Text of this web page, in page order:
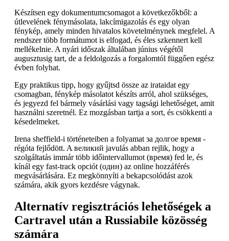
Készítsen egy dokumentumcsomagot a következőkből: a
útlevelének fénymásolata, lakcímigazolás és egy olyan
fénykép, amely minden hivatalos követelménynek megfelel. A
rendszer több formátumot is elfogad, és éles szkennert kell
mellékelnie. A nyári időszak általában június végétől
augusztusig tart, de a feldolgozás a forgalomtól függően egész
évben folyhat.
Egy praktikus tipp, hogy gyűjtsd össze az irataidat egy
csomagban, fénykép másolatot készíts arról, ahol szükséges,
és jegyezd fel bármely vásárlási vagy tagsági lehetőséget, amit
használni szeretnél. Ez mozgásban tartja a sort, és csökkenti a
késedelmeket.
Irena sheffield-i történeteiben a folyamat за долгое время -
régóta fejlődött. A великий javulás abban rejlik, hogy a
szolgáltatás immár több időintervallumot (время) fed le, és
kínál egy fast-track opciót (один) az online hozzáférés
megvásárlására. Ez megkönnyíti a bekapcsolódást azok
számára, akik gyors kezdésre vágynak.
Alternatív regisztrációs lehetőségek a
Cartravel után a Russiabile közösség
számára